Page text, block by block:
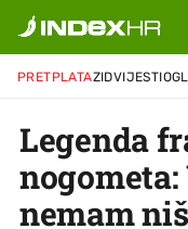
PRETPLATAZIDVIJESTI
Legenda
nemam